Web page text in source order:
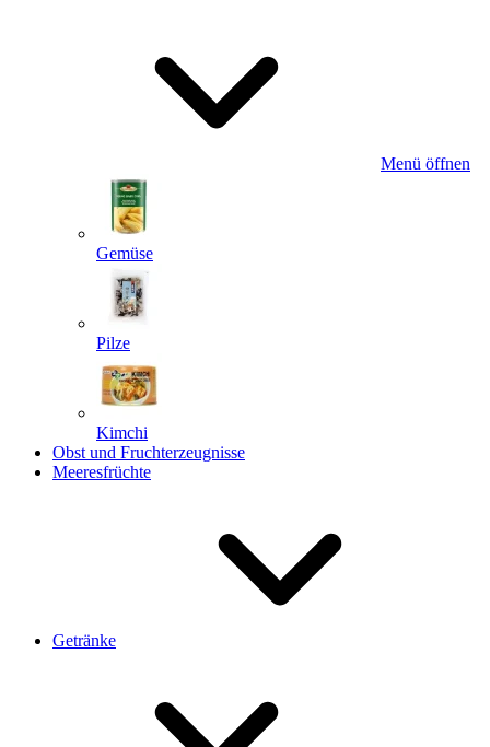
Menü öffnen
Gemüse
Pilze
Kimchi
Obst und Fruchterzeugnisse
Meeresfrüchte
Getränke